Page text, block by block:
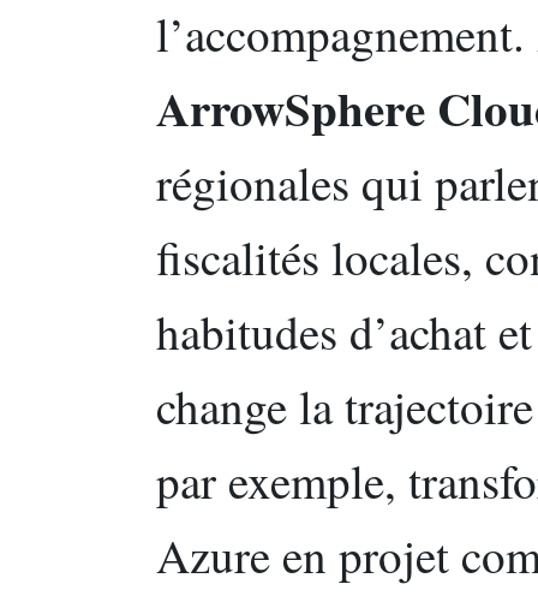
ArrowSphere
régionales qui
fiscalités locales,
habitudes d’achat
change la
par exemple,
Azure en projet